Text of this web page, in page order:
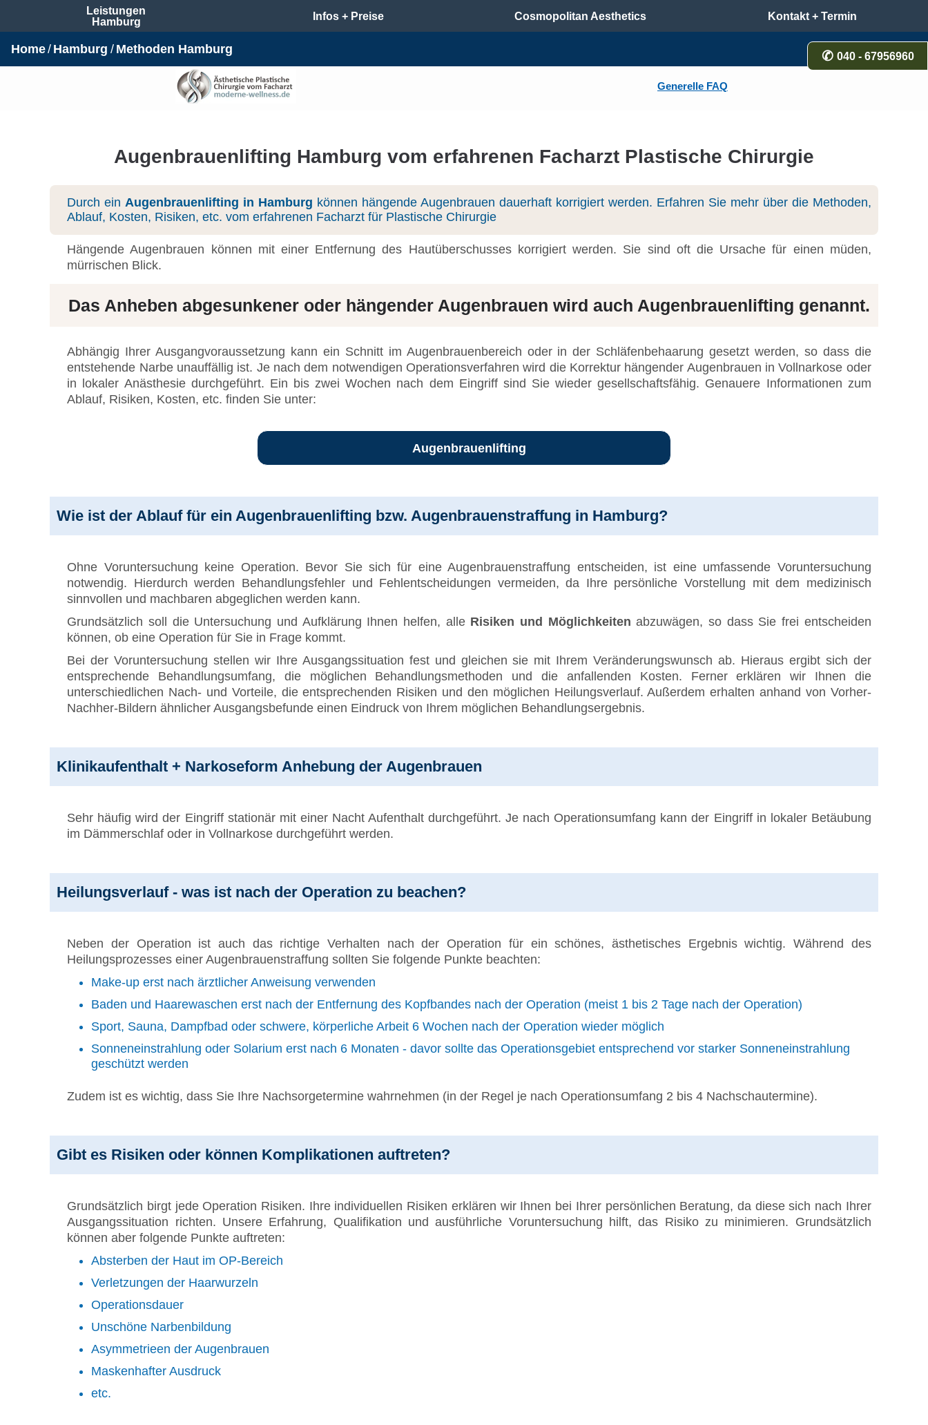
Generelle FAQ
Leistungen
Hamburg
Infos + Preise Cosmopolitan Aesthetics Kontakt + Termin
040 - 67956960
Home Hamburg Methoden Hamburg
Augenbrauenlifting Hamburg vom erfahrenen Facharzt Plastische Chirurgie
Durch einAugenbrauenlifting in Hamburg können hängende Augenbrauen dauerhaft korrigiert werden. Erfahren Sie mehr über die Methoden,
Ablauf, Kosten, Risiken, etc. vom erfahrenen Facharzt für Plastische Chirurgie
Hängende Augenbrauen können mit einer Entfernung des Hautüberschusses korrigiert werden. Sie sind oft die Ursache für einen müden,
mürrischen Blick.
Das Anheben abgesunkener oder hängender Augenbrauen wird auch Augenbrauenlifting genannt.
Abhängig Ihrer Ausgangvoraussetzung kann ein Schnitt im Augenbrauenbereich oder in der Schläfenbehaarung gesetzt werden, so dass die
entstehende Narbe unauffällig ist. Je nach dem notwendigen Operationsverfahren wird die Korrektur hängender Augenbrauen in Vollnarkose oder
in lokaler Anästhesie durchgeführt. Ein bis zwei Wochen nach dem Eingriff sind Sie wieder gesellschaftsfähig. Genauere Informationen zum
Ablauf, Risiken, Kosten, etc. finden Sie unter:
Augenbrauenlifting
Wie ist der Ablauf für ein Augenbrauenlifting bzw. Augenbrauenstraffung in Hamburg?
Ohne Voruntersuchung keine Operation. Bevor Sie sich für eine Augenbrauenstraffung entscheiden, ist eine umfassende Voruntersuchung
notwendig. Hierdurch werden Behandlungsfehler und Fehlentscheidungen vermeiden, da Ihre persönliche Vorstellung mit dem medizinisch
sinnvollen und machbaren abgeglichen werden kann.
Grundsätzlich soll die Untersuchung und Aufklärung Ihnen helfen, alle Risiken und Möglichkeiten abzuwägen, so dass Sie frei entscheiden
können, ob eine Operation für Sie in Frage kommt.
Bei der Voruntersuchung stellen wir Ihre Ausgangssituation fest und gleichen sie mit Ihrem Veränderungswunsch ab. Hieraus ergibt sich der
entsprechende Behandlungsumfang, die möglichen Behandlungsmethoden und die anfallenden Kosten. Ferner erklären wir Ihnen die
unterschiedlichen Nach- und Vorteile, die entsprechenden Risiken und den möglichen Heilungsverlauf. Außerdem erhalten anhand von Vorher-
Nachher-Bildern ähnlicher Ausgangsbefunde einen Eindruck von Ihrem möglichen Behandlungsergebnis.
Klinikaufenthalt + Narkoseform Anhebung der Augenbrauen
Sehr häufig wird der Eingriff stationär mit einer Nacht Aufenthalt durchgeführt. Je nach Operationsumfang kann der Eingriff in lokaler Betäubung
im Dämmerschlaf oder in Vollnarkose durchgeführt werden.
Heilungsverlauf - was ist nach der Operation zu beachen?
Neben der Operation ist auch das richtige Verhalten nach der Operation für ein schönes, ästhetisches Ergebnis wichtig. Während des
Heilungsprozesses einer Augenbrauenstraffung sollten Sie folgende Punkte beachten:
Make-up erst nach ärztlicher Anweisung verwenden
Baden und Haarewaschen erst nach der Entfernung des Kopfbandes nach der Operation (meist 1 bis 2 Tage nach der Operation)
Sport, Sauna, Dampfbad oder schwere, körperliche Arbeit 6 Wochen nach der Operation wieder möglich
Sonneneinstrahlung oder Solarium erst nach 6 Monaten - davor sollte das Operationsgebiet entsprechend vor starker Sonneneinstrahlung
geschützt werden
Zudem ist es wichtig, dass Sie Ihre Nachsorgetermine wahrnehmen (in der Regel je nach Operationsumfang 2 bis 4 Nachschautermine).
Gibt es Risiken oder können Komplikationen auftreten?
Grundsätzlich birgt jede Operation Risiken. Ihre individuellen Risiken erklären wir Ihnen bei Ihrer persönlichen Beratung, da diese sich nach Ihrer
Ausgangssituation richten. Unsere Erfahrung, Qualifikation und ausführliche Voruntersuchung hilft, das Risiko zu minimieren. Grundsätzlich
können aber folgende Punkte auftreten:
Absterben der Haut im OP-Bereich
Verletzungen der Haarwurzeln
Operationsdauer
Unschöne Narbenbildung
Asymmetrieen der Augenbrauen
Maskenhafter Ausdruck
etc.